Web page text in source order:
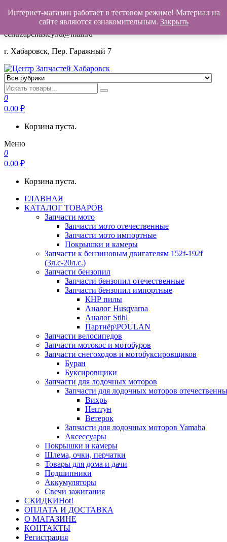
+7(962)503-00-25
centrzapchastey.ru@mail.ru
г. Хабаровск, Пер. Гаражный 7
Центр Запчастей Хабаровск
Запчасти для авто,
мото,бензопил,велосипедов,снегоходов,бензопил и т.д.
Хабаровск
0
0.00 ₽
Корзина пуста.
Меню
0
0.00 ₽
Корзина пуста.
ГЛАВНАЯ
КАТАЛОГ ТОВАРОВ
Запчасти мото
Запчасти мото отечественные
Запчасти мото импортные
Покрышки и камеры
Запчасти к бензиновым двигателям 152f-192f
(3л.с-20л.с.)
Запчасти бензопил
Запчасти бензопил отечественные
Запчасти бензопил импортные
КНР пилы
Аналог Husqvarna
Аналог Stihl
Партнёр\POULAN
Запчасти велосипедов
Запчасти мотокос и мотобуров
Запчасти снегоходов и мотобуксировщиков
Буран
Буксировщики
Запчасти для лодочных моторов
Запчасти для лодочных моторов
Вихрь
Нептун
Ветерок
Запчасти для лодочных моторов Yamaha
Аксессуары
Покрышки и камеры
Шлема, очки, перчатки
Товары для дома и дачи
Подшипники
Аккумуляторы
Свечи зажигания
СКИДКИHot!
ОПЛАТА И ДОСТАВКА
О МАГАЗИНЕ
КОНТАКТЫ
Регистрация
Интернет-магазин работает в тестовом режиме! Материал на
сайте являются ознакомительным. Закрыть